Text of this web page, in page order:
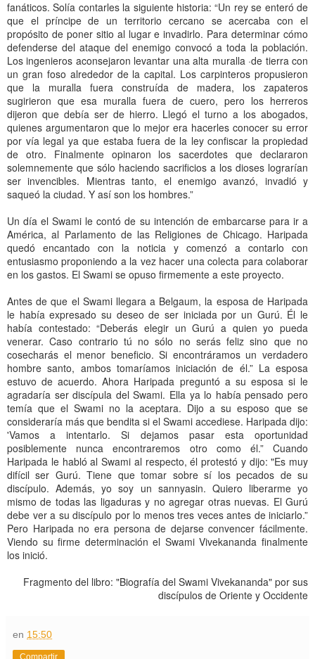
fanáticos. Solía contarles la siguiente historia: “Un rey se enteró de
que el príncipe de un territorio cercano se acercaba con el
propósito de poner sitio al lugar e invadirlo. Para determinar cómo
defenderse del ataque del enemigo convocó a toda la población.
Los ingenieros aconsejaron levantar una alta muralla ·de tierra con
un gran foso alrededor de la capital. Los carpinteros propusieron
que la muralla fuera construída de madera, los zapateros
sugirieron que esa muralla fuera de cuero, pero los herreros
dijeron que debía ser de hierro. Llegó el turno a los abogados,
quienes argumentaron que lo mejor era hacerles conocer su error
por vía legal ya que estaba fuera de la ley confiscar la propiedad
de otro. Finalmente opinaron los sacerdotes que declararon
solemnemente que sólo haciendo sacrificios a los dioses lograrían
ser invencibles. Mientras tanto, el enemigo avanzó, invadió y
saqueó la ciudad. Y así son los hombres.”
Un día el Swami le contó de su intención de embarcarse para ir a
América, al Parlamento de las Religiones de Chicago. Haripada
quedó encantado con la noticia y comenzó a contarlo con
entusiasmo proponiendo a la vez hacer una colecta para colaborar
en los gastos. El Swami se opuso firmemente a este proyecto.
Antes de que el Swami llegara a Belgaum, la esposa de Haripada
le había expresado su deseo de ser iniciada por un Gurú. Él le
había contestado: “Deberás elegir un Gurú a quien yo pueda
venerar. Caso contrario tú no sólo no serás feliz sino que no
cosecharás el menor beneficio. Si encontráramos un verdadero
hombre santo, ambos tomaríamos iniciación de él.” La esposa
estuvo de acuerdo. Ahora Haripada preguntó a su esposa si le
agradaría ser discípula del Swami. Ella ya lo había pensado pero
temía que el Swami no la aceptara. Dijo a su esposo que se
consideraría más que bendita si el Swami accediese. Haripada dijo:
'Vamos a intentarlo. Si dejamos pasar esta oportunidad
posiblemente nunca encontraremos otro como él.” Cuando
Haripada le habló al Swami al respecto, él protestó y dijo: "Es muy
difícil ser Gurú. Tiene que tomar sobre sí los pecados de su
discípulo. Además, yo soy un sannyasin. Quiero liberarme yo
mismo de todas las ligaduras y no agregar otras nuevas. El Gurú
debe ver a su discípulo por lo menos tres veces antes de iniciarlo.”
Pero Haripada no era persona de dejarse convencer fácilmente.
Viendo su firme determinación el Swami Vivekananda finalmente
los inició.
Fragmento del libro: "Biografía del Swami Vivekananda" por sus
discípulos de Oriente y Occidente
en 15:50
Compartir